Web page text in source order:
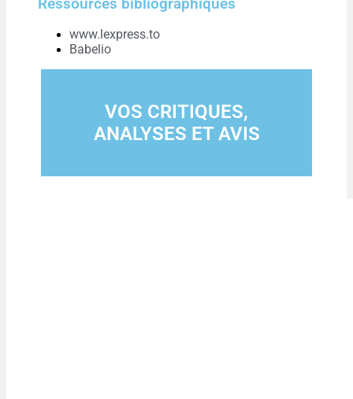
Ressources bibliographiques
www.lexpress.to
Babelio
VOS CRITIQUES,
ANALYSES ET AVIS